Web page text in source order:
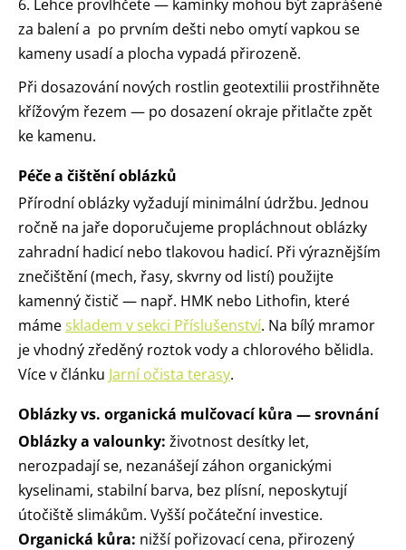
6. Lehce provlhčete — kamínky mohou být zaprášené
za balení a po prvním dešti nebo omytí vapkou se
kameny usadí a plocha vypadá přirozeně.
Při dosazování nových rostlin geotextilii prostřihněte
křížovým řezem — po dosazení okraje přitlačte zpět
ke kamenu.
Péče a čištění oblázků
Přírodní oblázky vyžadují minimální údržbu. Jednou
ročně na jaře doporučujeme propláchnout oblázky
zahradní hadicí nebo tlakovou hadicí. Při výraznějším
znečištění (mech, řasy, skvrny od listí) použijte
kamenný čistič — např. HMK nebo Lithofin, které
mámeskladem v sekci Příslušenství. Na bílý mramor
je vhodný zředěný roztok vody a chlorového bělidla.
Více v článku Jarní očista terasy.
Oblázky vs. organická mulčovací kůra — srovnání
Oblázky a valounky: životnost desítky let,
nerozpadají se, nezanášejí záhon organickými
kyselinami, stabilní barva, bez plísní, neposkytují
útočiště slimákům. Vyšší počáteční investice.
Organická kůra: nižší pořizovací cena, přirozený